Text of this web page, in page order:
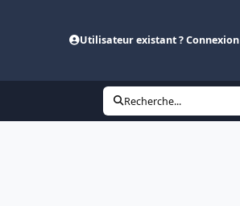
Utilisateur existant ? Connexion
Recherche...